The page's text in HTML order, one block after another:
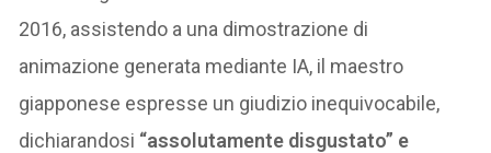
2016, assistendo a una dimostrazione di
animazione generata mediante IA, il maestro
giapponese espresse un giudizio inequivocabile,
dichiarandosi “assolutamente disgustato” e